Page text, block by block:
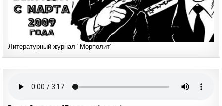
Литературный журнал "Морполит"